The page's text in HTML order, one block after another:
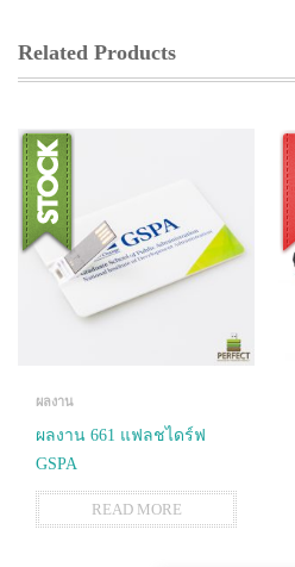
Related Products
ผลงาน
ผลงาน 661 แฟลชไดร์ฟ
GSPA
READ MORE